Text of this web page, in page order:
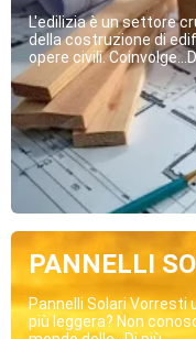
L'edilizia è un settore
della costruzione di
opere civili.
PANNELLI
Pannelli Solari
più leggera? Non